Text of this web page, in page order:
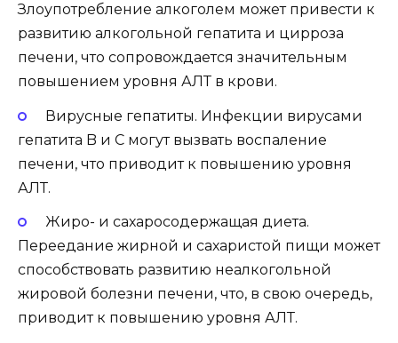
Злоупотребление алкоголем может привести к
развитию алкогольной гепатита и цирроза
печени, что сопровождается значительным
повышением уровня АЛТ в крови.
Вирусные гепатиты. Инфекции вирусами
гепатита B и C могут вызвать воспаление
печени, что приводит к повышению уровня
АЛТ.
Жиро- и сахаросодержащая диета.
Переедание жирной и сахаристой пищи может
способствовать развитию неалкогольной
жировой болезни печени, что, в свою очередь,
приводит к повышению уровня АЛТ.